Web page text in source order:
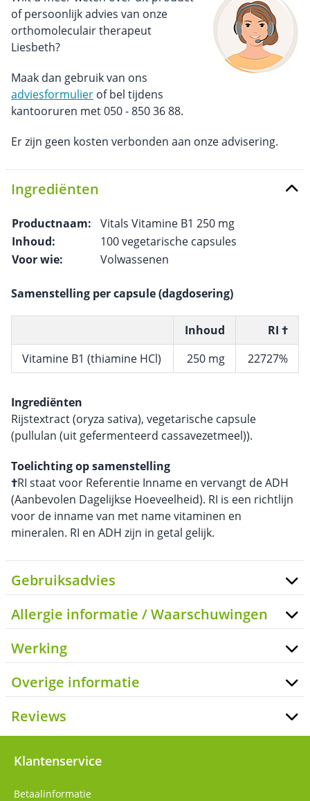
of persoonlijk advies van onze
orthomoleculair therapeut
Liesbeth?
Maak dan gebruik van ons
adviesformulier of bel tijdens
kantooruren met 050 - 850 36 88.
Er zijn geen kosten verbonden aan onze advisering.
Ingrediënten
Productnaam:
Vitals Vitamine B1 250 mg
Inhoud:
100 vegetarische capsules
Voor wie:
Volwassenen
Samenstelling per capsule (dagdosering)
Inhoud
RI †
Vitamine B1 (thiamine HCl)
250 mg 22727%
Ingrediënten
Rijstextract (oryza sativa), vegetarische capsule
(pullulan (uit gefermenteerd cassavezetmeel)).
Toelichting op samenstelling
†RI staat voor Referentie Inname en vervangt de ADH
(Aanbevolen Dagelijkse Hoeveelheid). RI is een richtlijn
voor de inname van met name vitaminen en
mineralen. RI en ADH zijn in getal gelijk.
Gebruiksadvies
Allergie informatie / Waarschuwingen
Werking
Overige informatie
Reviews
Klantenservice
Betaalinformatie